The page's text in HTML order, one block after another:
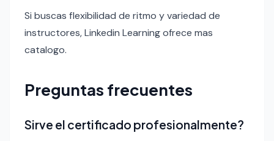
Si buscas flexibilidad de ritmo y variedad de
instructores, Linkedin Learning ofrece mas
catalogo.
Preguntas frecuentes
Sirve el certificado profesionalmente?